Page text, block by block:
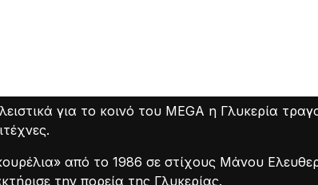
για το κοινό του MEGA η Γλυκερία
από το 1986 σε στίχους Μάνου
την πορεία της Γλυκερίας.